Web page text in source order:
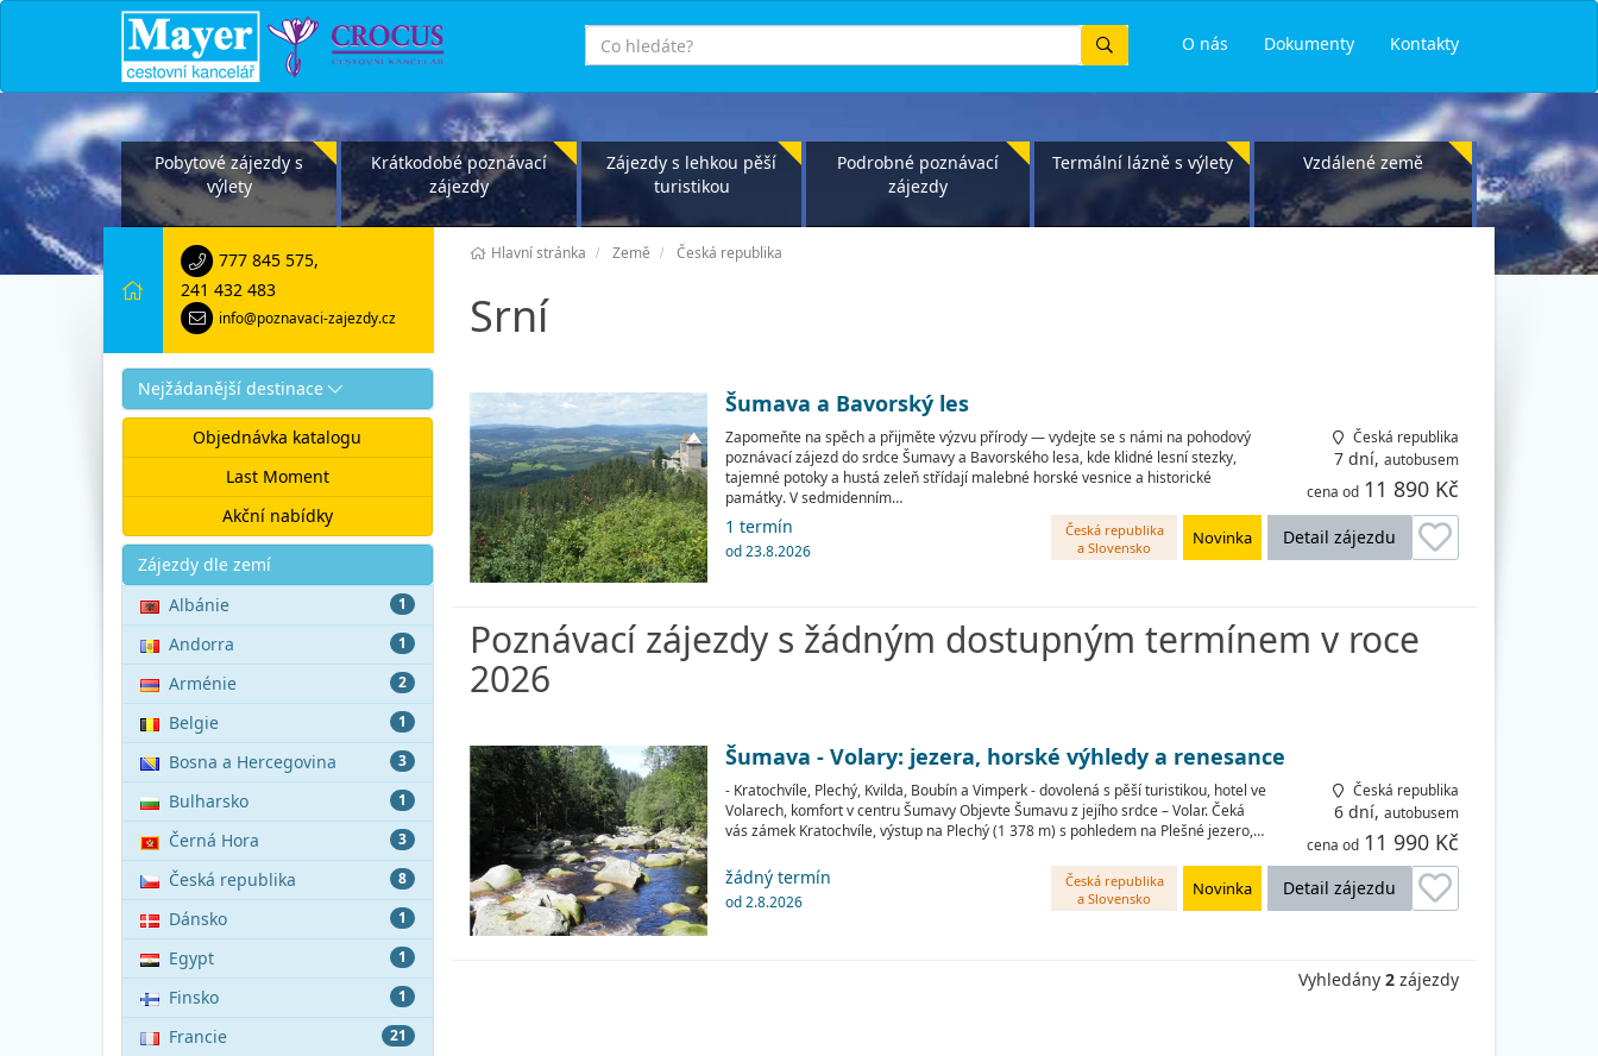
Kontakty
Dokumenty
O nás
co
hledáte
Pobytové zájezdy s
výlety
Krátkodobé poznávací
zájezdy
Zájezdy s lehkou pěší
turistikou
Podrobné poznávací
zájezdy
Termální lázně s výlety Vzdálené země
Hlavní stránka Země Česká republika
Srní
777 845 575,
241 432 483
info@poznavaci-zajezdy.cz
Nejžádanější destinace
Objednávka katalogu
Last Moment
Akční nabídky
Akce
Zájezdy dle zemí
1
Albánie
1
Andorra
2
Arménie
1
Belgie
3
Bosna a Hercegovina
1
Bulharsko
3
Černá Hora
8
Česká republika
1
Dánsko
1
Egypt
1
Finsko
21
Francie
Šumava a Bavorský les
Zapomeňte na spěch a přijměte výzvu přírody — vydejte se s námi na pohodový
poznávací zájezd do srdce Šumavy a Bavorského lesa, kde klidné lesní stezky,
tajemné potoky a hustá zeleň střídají malebné horské vesnice a historické
památky. V sedmidenním…
Česká republika
7 dní, autobusem
cena od 11 890 Kč
Detail zájezdu
Novinka
Česká republika
a Slovensko
1 termín
od 23.8.2026
Poznávací zájezdy s žádným dostupným termínem v roce
2026
Šumava - Volary: jezera, horské výhledy a renesance
- Kratochvíle, Plechý, Kvilda, Boubín a Vimperk - dovolená s pěší turistikou, hotel ve
Volarech, komfort v centru Šumavy Objevte Šumavu z jejího srdce – Volar. Čeká
vás zámek Kratochvíle, výstup na Plechý (1 378 m) s pohledem na Plešné jezero,…
Česká republika
6 dní, autobusem
cena od 11 990 Kč
Detail zájezdu
Novinka
Česká republika
a Slovensko
žádný termín
od 2.8.2026
Vyhledány 2 zájezdy